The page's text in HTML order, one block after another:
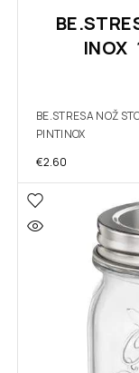
INOX
BE.STRESA NOŽ
PINTINOX
€2.60